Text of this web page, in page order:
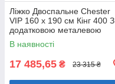
Ліжко Двоспальне Chester
VIP 160 х 190 см Кінг 400 З
додатковою металевою
цільнозварною рамою C1
Білий
В наявності
17 485,65 ₴ 23 315 ₴